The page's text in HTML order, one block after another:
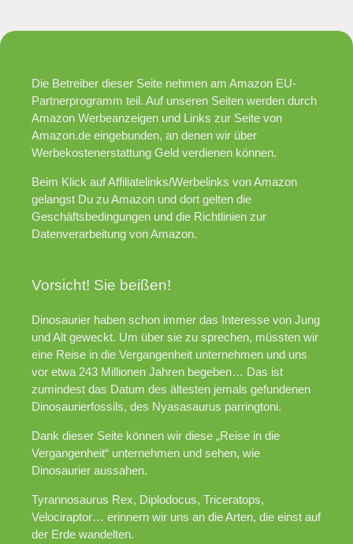
Die Betreiber dieser Seite nehmen am Amazon EU-
Partnerprogramm teil. Auf unseren Seiten werden durch
Amazon Werbeanzeigen und Links zur Seite von
Amazon.de eingebunden, an denen wir über
Werbekostenerstattung Geld verdienen können.
Beim Klick auf Affiliatelinks/Werbelinks von Amazon
gelangst Du zu Amazon und dort gelten die
Geschäftsbedingungen und die Richtlinien zur
Datenverarbeitung von Amazon.
Vorsicht! Sie beißen!
Dinosaurier haben schon immer das Interesse von Jung
und Alt geweckt. Um über sie zu sprechen, müssten wir
eine Reise in die Vergangenheit unternehmen und uns
vor etwa 243 Millionen Jahren begeben… Das ist
zumindest das Datum des ältesten jemals gefundenen
Dinosaurierfossils, des Nyasasaurus parringtoni.
Dank dieser Seite können wir diese „Reise in die
Vergangenheit“ unternehmen und sehen, wie
Dinosaurier aussahen.
Tyrannosaurus Rex, Diplodocus, Triceratops,
Velociraptor… erinnern wir uns an die Arten, die einst auf
der Erde wandelten.